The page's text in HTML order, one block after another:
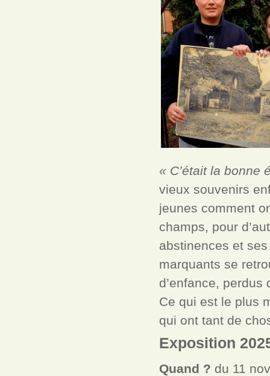
« C’était la bonne
vieux souvenirs
jeunes comment
champs, pour
abstinences et
marquants se
d’enfance, perdus
Ce qui est le plus
qui ont tant de
Exposition
Quand ? du 11 nov